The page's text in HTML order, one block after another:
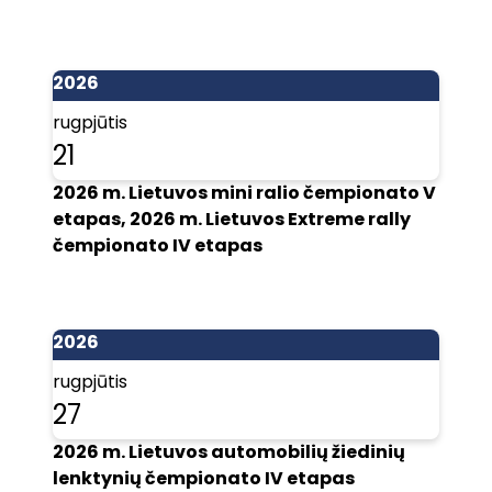
2026
rugpjūtis
21
2026 m. Lietuvos mini ralio čempionato V
etapas, 2026 m. Lietuvos Extreme rally
čempionato IV etapas
2026
rugpjūtis
27
2026 m. Lietuvos automobilių žiedinių
lenktynių čempionato IV etapas